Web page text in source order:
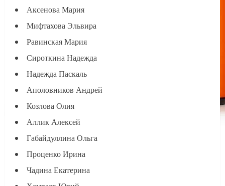
Аксенова Мария
Мифтахова Эльвира
Равинская Мария
Сироткина Надежда
Надежда Паскаль
Аполовников Андрей
Козлова Олия
Аллик Алексей
Габайдуллина Ольга
Проценко Ирина
Чадина Екатерина